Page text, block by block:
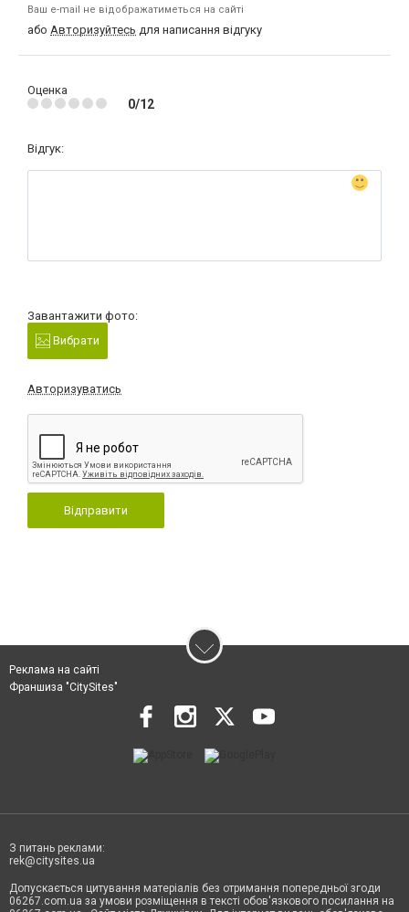
Ваш e-mail не відображатиметься на сайті
або Авторизуйтесь для написання відгуку
Оценка
0/12
Відгук:
Завантажити фото:
Вибрати
Авторизуватись
Відправити
Реклама на сайті
Франшиза "CitySites"
З питань реклами:
rek@citysites.ua
Допускається цитування матеріалів без отримання попередньої згоди
06267.com.ua за умови розміщення в тексті обов'язкового посилання на